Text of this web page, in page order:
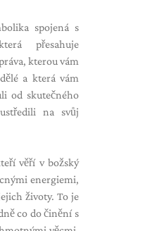
spojená s
přesahuje
kterou vám
a která vám
od skutečného
na svůj
věří v božský
energiemi,
životy. To je
co do činění s